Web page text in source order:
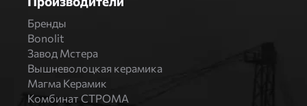
Бренды
Bonolit
Завод Мстера
Вышневолоцкая керамика
Магма Керамик
Комбинат СТРОМА